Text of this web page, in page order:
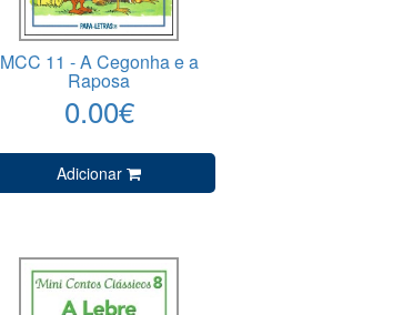
MCC 11 - A Cegonha e a
Raposa
0.00€
Adicionar